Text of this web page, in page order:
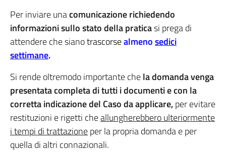
Per inviare unacomunicazione richiedendo
informazioni sullo stato della praticasi prega di
attendere che sianotrascorsealmenosedici
settimane.
Si rende oltremodo importante chela domanda venga
presentata completa di tutti i documenti e con la
corretta indicazione del Caso da applicare,per evitare
restituzioni e rigetti cheallungherebbero ulteriormente
i tempi di trattazioneper la propria domanda e per
quella di altri connazionali.